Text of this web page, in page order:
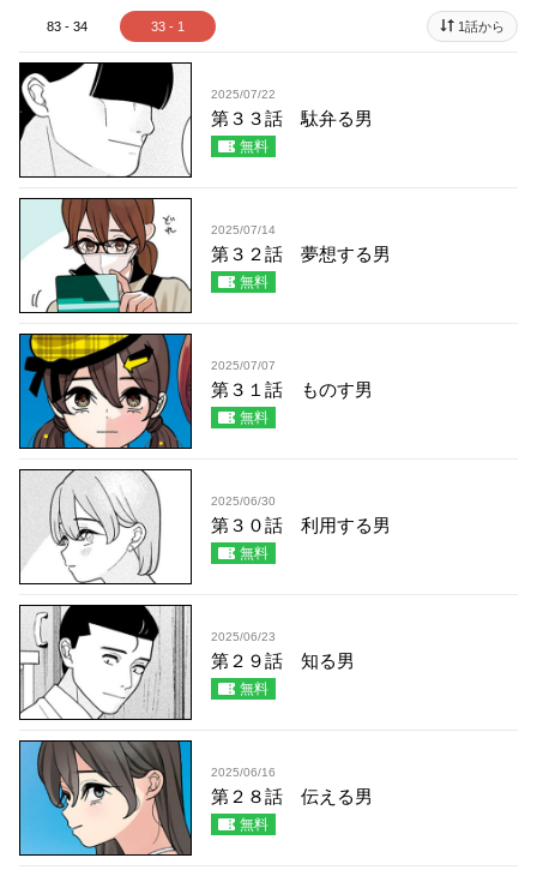
83 - 34 33 - 1 1話から
2025/07/22
第３３話 駄弁る男
無料
2025/07/14
第３２話 夢想する男
無料
2025/07/07
第３１話 ものす男
無料
2025/06/30
第３０話 利用する男
無料
2025/06/23
第２９話 知る男
無料
2025/06/16
第２８話 伝える男
無料